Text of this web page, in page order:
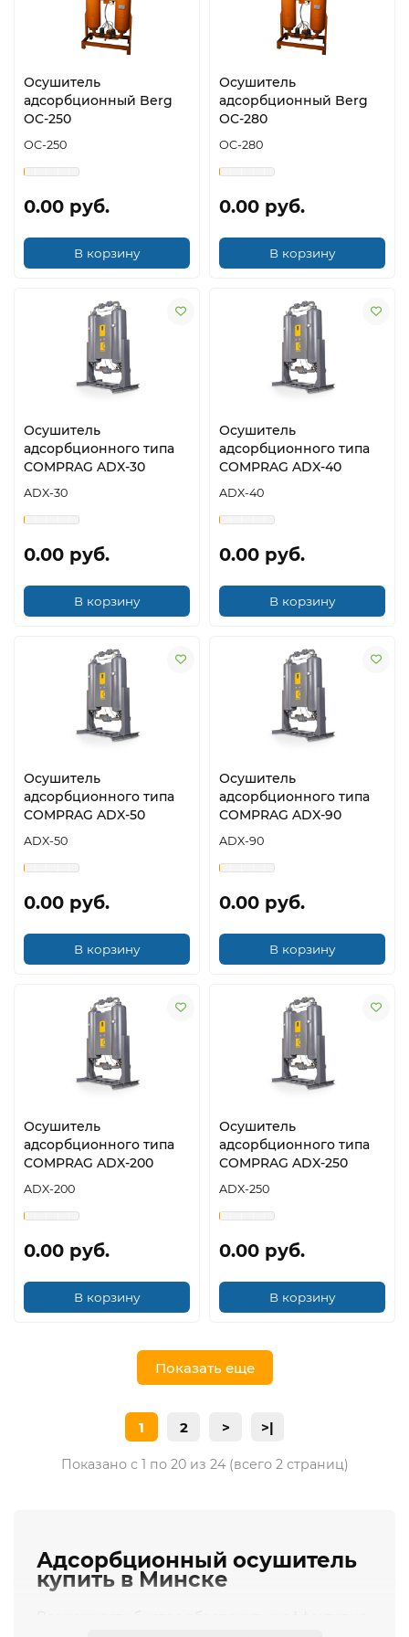
Осушитель
адсорбционный Berg
OC-250
OC-250
0.00 руб.
В корзину
Осушитель
адсорбционный Berg
OC-280
OC-280
0.00 руб.
В корзину
Осушитель
адсорбционного типа
COMPRAG ADX-30
ADX-30
0.00 руб.
В корзину
Осушитель
адсорбционного типа
COMPRAG ADX-40
ADX-40
0.00 руб.
В корзину
Осушитель
адсорбционного типа
COMPRAG ADX-50
ADX-50
0.00 руб.
В корзину
Осушитель
адсорбционного типа
COMPRAG ADX-90
ADX-90
0.00 руб.
В корзину
Осушитель
адсорбционного типа
COMPRAG ADX-200
ADX-200
0.00 руб.
В корзину
Осушитель
адсорбционного типа
COMPRAG ADX-250
ADX-250
0.00 руб.
В корзину
Показать еще
1 2 > >|
Показано с 1 по 20 из 24 (всего 2 страниц)
Адсорбционный осушитель
купить в Минске